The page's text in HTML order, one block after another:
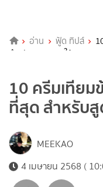
อ่าน ฟู้ด ทิปส์
สำหรับสูตรชงชาใต้
10 ครีมเทีย
ที่สุด สำหรับ
MEEKAO
4 เมษายน 2568 (